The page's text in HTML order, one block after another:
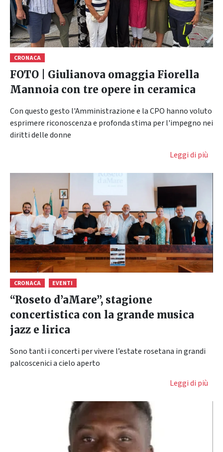
CRONACA
FOTO | Giulianova omaggia Fiorella
Mannoia con tre opere in ceramica
Con questo gesto l'Amministrazione e la CPO hanno voluto
esprimere riconoscenza e profonda stima per l'impegno nei
diritti delle donne
Leggi di più
CRONACA EVENTI
“Roseto d’aMare”, stagione
concertistica con la grande musica
jazz e lirica
Sono tanti i concerti per vivere l’estate rosetana in grandi
palcoscenici a cielo aperto
Leggi di più